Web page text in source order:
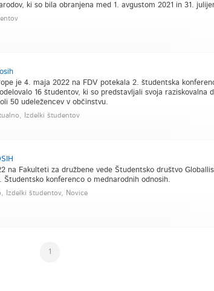
ki so bila obranjena med 1. avgustom 2021 in 31.
je 4. maja 2022 na FDV potekala 2. študentska
16 študentov, ki so predstavljali svoja raziskovalna
50 udeležencev v občinstvu.
Izdelki študentov
na Fakulteti za družbene vede Študentsko društvo
konferenco o mednarodnih odnosih.
Izdelki študentov, Novice
1